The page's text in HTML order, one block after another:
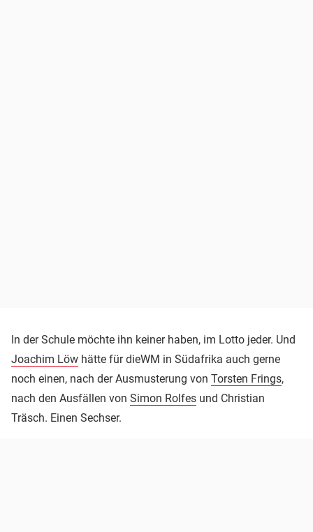
In der Schule möchte ihn keiner haben, im Lotto jeder. Und
Joachim Löw hätte für dieWM in Südafrika auch gerne
noch einen, nach der Ausmusterung von Torsten Frings,
nach den Ausfällen von Simon Rolfes und Christian
Träsch. Einen Sechser.